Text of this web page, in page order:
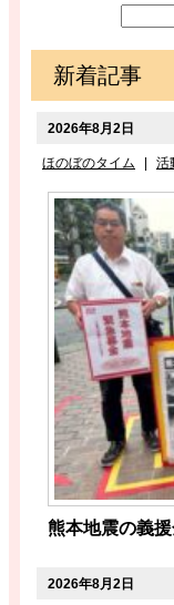
新着記事
2026年8月2日
ほのぼのタイム 活
熊本地震の義
2026年8月2日